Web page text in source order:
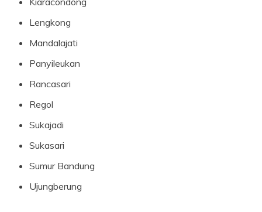
Lengkong
Mandalajati
Panyileukan
Rancasari
Regol
Sukajadi
Sukasari
Sumur Bandung
Ujungberung